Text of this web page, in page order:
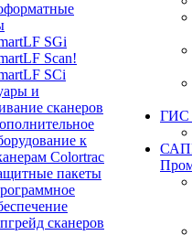
SGi
Scan!
SCi
и
сканеров
к
Colortrac
пакеты
сканеров
ГИС